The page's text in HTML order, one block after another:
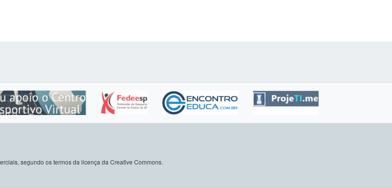
segundo os termos da licença da Creative Commons.